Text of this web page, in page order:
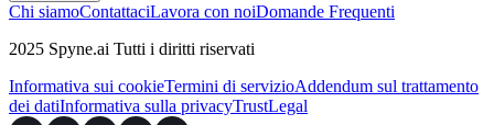
Chi siamoContattaciLavora con noiDomande Frequenti
2025 Spyne.ai Tutti i diritti riservati
Informativa sui cookieTermini di servizioAddendum sul trattamento
dei datiInformativa sulla privacyTrustLegal